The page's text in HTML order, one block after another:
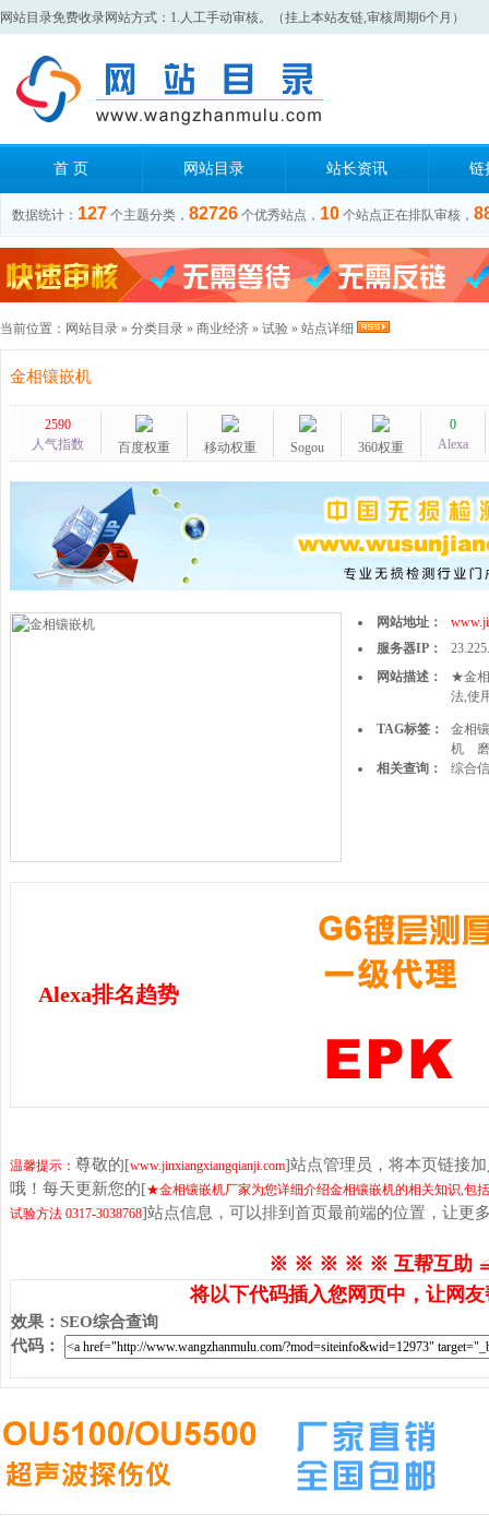
网站目录免费收录网站方式：1.人工手动审核。（挂上本站友链,审核周期6个月）
首 页 网站目录 站长资讯 链
数据统计： 127 个主题分类， 82726 个优秀站点， 10 个站点正在排队审核，
当前位置： 网站目录 » 分类目录 » 商业经济 » 试验 » 站点详细
金相镶嵌机
2590
人气指数
百度权重 移动权重 Sogou 360权重
0
Alexa
网站地址：
服务器IP：
网站描述：
★金相
法,使
TAG标签：
金相
机
相关查询：
综合
Alexa排名趋势
温馨提示： 尊敬的[www.jinxiangxiangqianji.com]站点管理员，将本页链接
哦！每天更新您的[★金相镶嵌机厂家为您详细介绍金相镶嵌机的相关知识,包
试验方法 0317-3038768]站点信息，可以排到首页最前端的位置，让更
※ ※ ※ ※ ※ 互帮互助
将以下代码插入您网页中，让网
效果 ： SEO综合查询
代码 ：